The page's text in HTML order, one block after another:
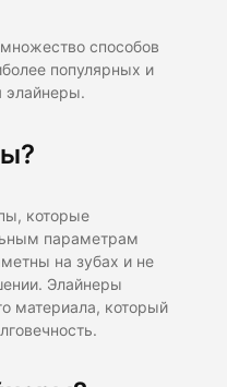
способов
популярных и
элайнеры.
которые
параметрам
на зубах и не
Элайнеры
материала, который